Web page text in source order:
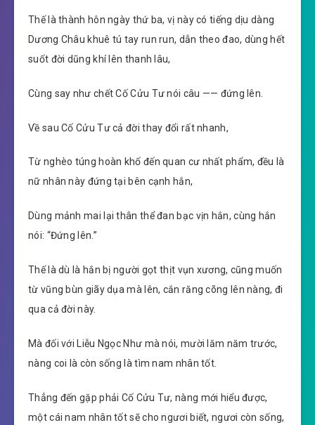
Thế là thành hôn ngày thứ ba, vị này có tiếng dịu dàng
Dương Châu khuê tú tay run run, dẫn theo đao, dùng hết
suốt đời dũng khí lên thanh lâu,
Cùng say như chết Cố Cửu Tư nói câu —— đứng lên.
Về sau Cố Cửu Tư cả đời thay đổi rất nhanh,
Từ nghèo túng hoàn khố đến quan cư nhất phẩm, đều là
nữ nhân này đứng tại bên cạnh hắn,
Dùng mảnh mai lại thân thể đan bạc vịn hắn, cùng hắn
nói: “Đứng lên.”
Thế là dù là hắn bị người gọt thịt vụn xương, cũng muốn
từ vũng bùn giãy dụa mà lên, cắn răng cõng lên nàng, đi
qua cả đời này.
Mà đối với Liễu Ngọc Như mà nói, mười lăm năm trước,
nàng coi là còn sống là tìm nam nhân tốt.
Thẳng đến gặp phải Cố Cửu Tư, nàng mới hiểu được,
một cái nam nhân tốt sẽ cho ngươi biết, ngươi còn sống,